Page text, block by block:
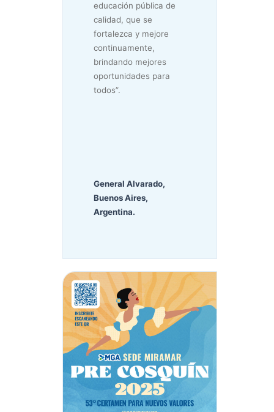
educación pública de
calidad, que se
fortalezca y mejore
continuamente,
brindando mejores
oportunidades para
todos”.
General Alvarado,
Buenos Aires,
Argentina.